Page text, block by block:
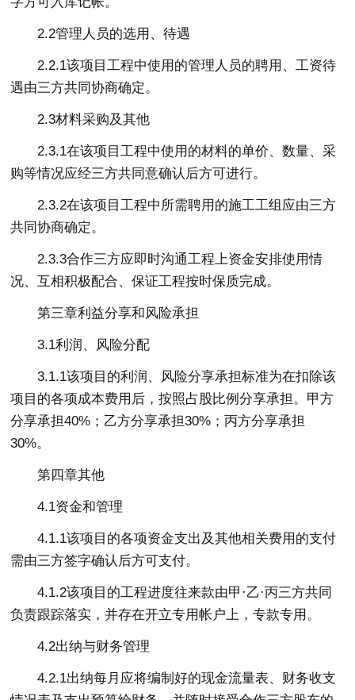
2.2管理人员的选用、待遇
2.2.1该项目工程中使用的管理人员的聘用、工资待
遇由三方共同协商确定。
2.3材料采购及其他
2.3.1在该项目工程中使用的材料的单价、数量、采
购等情况应经三方共同意确认后方可进行。
2.3.2在该项目工程中所需聘用的施工工组应由三方
共同协商确定。
2.3.3合作三方应即时沟通工程上资金安排使用情
况、互相积极配合、保证工程按时保质完成。
第三章利益分享和风险承担
3.1利润、风险分配
3.1.1该项目的利润、风险分享承担标准为在扣除该
项目的各项成本费用后，按照占股比例分享承担。甲方
分享承担40%；乙方分享承担30%；丙方分享承担
30%。
第四章其他
4.1资金和管理
4.1.1该项目的各项资金支出及其他相关费用的支付
需由三方签字确认后方可支付。
4.1.2该项目的工程进度往来款由甲·乙·丙三方共同
负责跟踪落实，并存在开立专用帐户上，专款专用。
4.2出纳与财务管理
4.2.1出纳每月应将编制好的现金流量表、财务收支